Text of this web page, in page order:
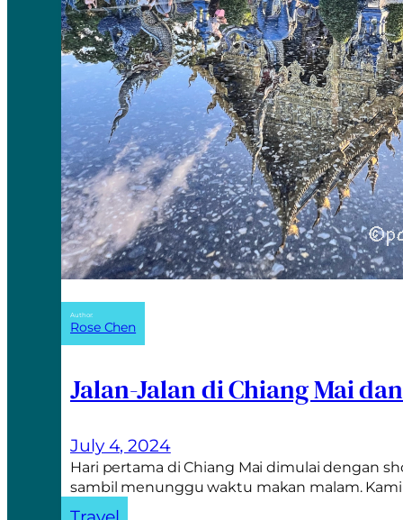
Author:
Rose Chen
Jalan-Jalan di Chiang Mai
July 4, 2024
Hari pertama di Chiang Mai dimulai dengan
sambil menunggu waktu makan malam.